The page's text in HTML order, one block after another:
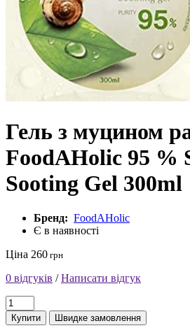
Гель з муцином
FoodAHolic 95 %
Sooting Gel 300ml
Бренд: FoodAHolic
Є в наявності
Ціна 260 грн
0 відгуків /Написати відгук
Купити Швидке замовлення